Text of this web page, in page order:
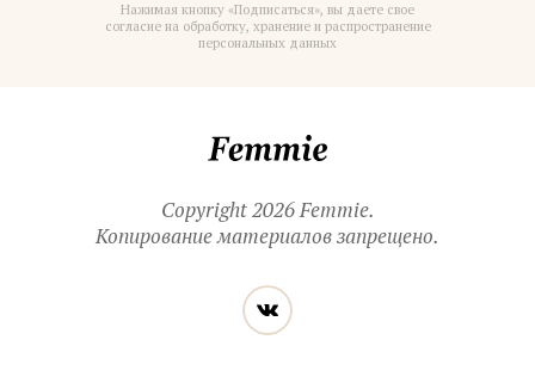
Нажимая кнопку «Подписаться», вы даете свое
согласие на обработку, хранение и распространение
персональных данных
Copyright 2026 Femmie.
Копирование материалов запрещено.
Читайте
нас
в социальных